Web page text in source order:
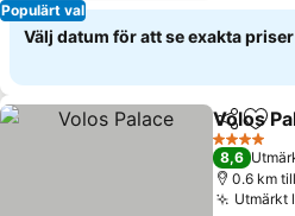
Populärt val
Välj datum för att se exakta priser
Dela
Volos
4 Stjärnor
8,6
0.6 km
Utmärkt